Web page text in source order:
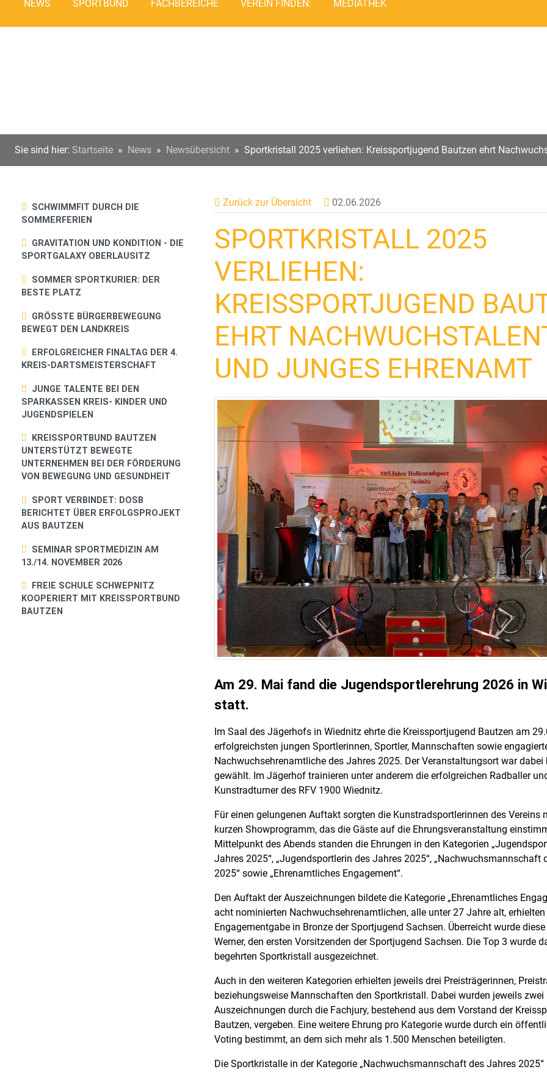
NEWS SPORTBUND FACHBEREICHE VEREIN FINDEN: MEDIATHEK
Sie sind hier: Startseite » News » Newsübersicht » Sportkristall 2025 verliehen: Kreissportjugend Bautzen ehrt
SCHWIMMFIT DURCH DIE
SOMMERFERIEN
GRAVITATION UND KONDITION - DIE
SPORTGALAXY OBERLAUSITZ
SOMMER SPORTKURIER: DER
BESTE PLATZ
GRÖSSTE BÜRGERBEWEGUNG B
EWEGT DEN LANDKREIS
ERFOLGREICHER FINALTAG DER 4.
KREIS-DARTSMEISTERSCHAFT
JUNGE TALENTE BEI DEN
SPARKASSEN KREIS- KINDER UND
JUGENDSPIELEN
KREISSPORTBUND BAUTZEN
UNTERSTÜTZT BEWEGTE
UNTERNEHMEN BEI DER FÖRDERUNG
VON BEWEGUNG UND GESUNDHEIT
SPORT VERBINDET: DOSB
BERICHTET ÜBER ERFOLGSPROJEKT
AUS BAUTZEN
SEMINAR SPORTMEDIZIN AM
13./14. NOVEMBER 2026
FREIE SCHULE SCHWEPNITZ
KOOPERIERT MIT KREISSPORTBUND
BAUTZEN
Zurück zur Übersicht 02.06.2026
SPORTKRISTALL 2025
VERLIEHEN:
KREISSPORTJUGEND
EHRT
UND JUNGES EHRENAMT
Am 29. Mai fand die Jugendsportlerehrung 2026 in
statt.
Im Saal des Jägerhofs in Wiednitz ehrte die Kreissportjugend Bautzen am
erfolgreichsten jungen Sportlerinnen, Sportler, Mannschaften sowie
Nachwuchsehrenamtliche des Jahres 2025. Der Veranstaltungsort war dabei
gewählt. Im Jägerhof trainieren unter anderem die erfolgreichen Radballer
Kunstradturner des RFV 1900 Wiednitz.
Für einen gelungenen Auftakt sorgten die Kunstradsportlerinnen des Vereins
kurzen Showprogramm, das die Gäste auf die Ehrungsveranstaltung
Mittelpunkt des Abends standen die Ehrungen in den Kategorien
Jahres 2025“, „Jugendsportlerin des Jahres 2025“, „Nachwuchsmannschaft
2025“ sowie „Ehrenamtliches Engagement“.
Den Auftakt der Auszeichnungen bildete die Kategorie „Ehrenamtliches
acht nominierten Nachwuchsehrenamtlichen, alle unter 27 Jahre alt, erhielten
Engagementgabe in Bronze der Sportjugend Sachsen. Überreicht wurde diese
Werner, den ersten Vorsitzenden der Sportjugend Sachsen. Die Top 3 wurde
begehrten Sportkristall ausgezeichnet.
Auch in den weiteren Kategorien erhielten jeweils drei Preisträgerinnen,
beziehungsweise Mannschaften den Sportkristall. Dabei wurden jeweils zwei
Auszeichnungen durch die Fachjury, bestehend aus dem Vorstand der
Bautzen, vergeben. Eine weitere Ehrung pro Kategorie wurde durch ein
Voting bestimmt, an dem sich mehr als 1.500 Menschen beteiligten.
Die Sportkristalle in der Kategorie „Nachwuchsmannschaft des Jahres 2025“